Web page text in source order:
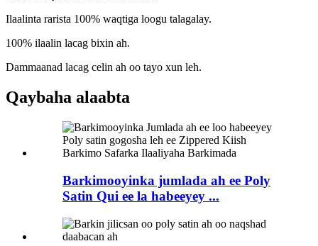
Ilaalinta rarista 100% waqtiga loogu talagalay.
100% ilaalin lacag bixin ah.
Dammaanad lacag celin ah oo tayo xun leh.
Qaybaha alaabta
Barkimooyinka jumlada ah ee Poly
Satin Qui ee la habeeyey ...